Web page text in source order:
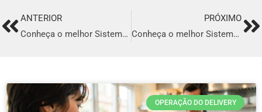
PrevANTERIOR
Conheça o melhor Sistema para Delivery em Varginha
PRÓXIMO
Conheça o melhor Sistema para Delivery em Apucarana
OPERAÇÃO DO DELIVERY